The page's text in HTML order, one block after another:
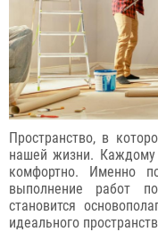
Пространство, в
нашей жизни. Каждому
комфортно. Именно
выполнение работ
становится
идеального